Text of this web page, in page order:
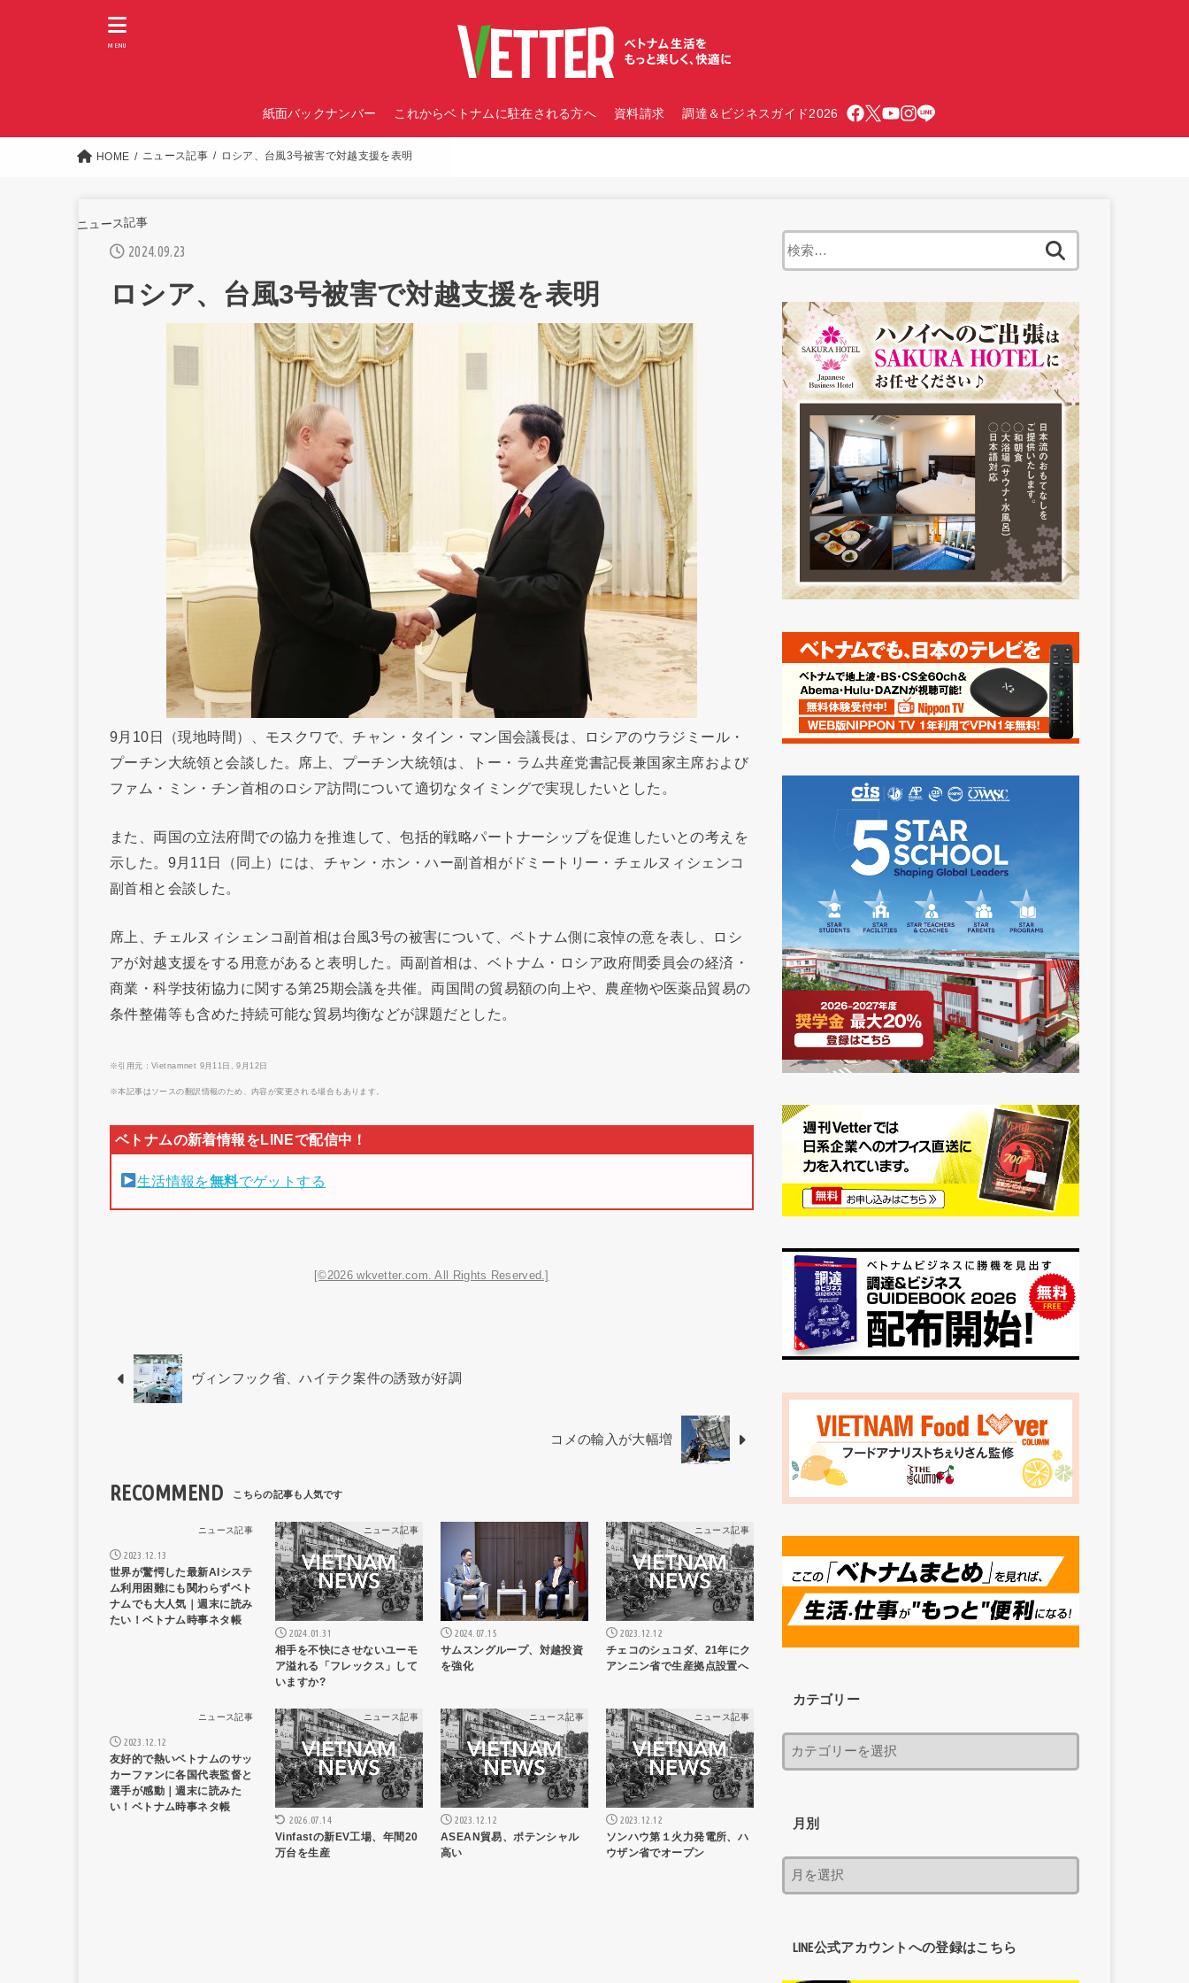
紙面バックナンバー これからベトナムに駐在される方へ 資料請求 調達＆ビジネスガイド2026
MENU
HOME ニュース記事 ロシア、台風3号被害で対越支援を表明
ニュース記事
2024.09.23
ロシア、台風3号被害で対越支援を表明
9月10日（現地時間）、モスクワで、チャン・タイン・マン国会議長は、ロシアのウラジミール・
プーチン大統領と会談した。席上、プーチン大統領は、トー・ラム共産党書記長兼国家主席および
ファム・ミン・チン首相のロシア訪問について適切なタイミングで実現したいとした。
また、両国の立法府間での協力を推進して、包括的戦略パートナーシップを促進したいとの考えを
示した。9月11日（同上）には、チャン・ホン・ハー副首相がドミートリー・チェルヌィシェンコ
副首相と会談した。
席上、チェルヌィシェンコ副首相は台風3号の被害について、ベトナム側に哀悼の意を表し、ロシ
アが対越支援をする用意があると表明した。両副首相は、ベトナム・ロシア政府間委員会の経済・
商業・科学技術協力に関する第25期会議を共催。両国間の貿易額の向上や、農産物や医薬品貿易の
条件整備等も含めた持続可能な貿易均衡などが課題だとした。
※引用元：Vietnamnet 9月11日, 9月12日
※本記事はソースの翻訳情報のため、内容が変更される場合もあります。
生活情報を無料でゲットする
[©2026 wkvetter.com. All Rights Reserved.]
ヴィンフック省、ハイテク案件の誘致が好調
コメの輸入が大幅増
RECOMMEND
ニュース記事
2023.12.13
世界が驚愕した最新AIシステ
ム利用困難にも関わらずベト
ナムでも大人気｜週末に読み
たい！ベトナム時事ネタ帳
ニュース記事
2024.01.31
相手を不快にさせないユーモ
ア溢れる「フレックス」して
いますか?
ニュース記事
2024.07.15
サムスングループ、対越投資
を強化
ニュース記事
2023.12.12
チェコのシュコダ、21年にク
アンニン省で生産拠点設置へ
ニュース記事
2023.12.12
友好的で熱いベトナムのサッ
カーファンに各国代表監督と
選手が感動｜週末に読みた
い！ベトナム時事ネタ帳
ニュース記事
2026.07.14
Vinfastの新EV工場、年間20
万台を生産
ニュース記事
2023.12.12
ASEAN貿易、ポテンシャル
高い
ニュース記事
2023.12.12
ソンハウ第１火力発電所、ハ
ウザン省でオープン
カテゴリー
月別
LINE公式アカウントへの登録はこちら